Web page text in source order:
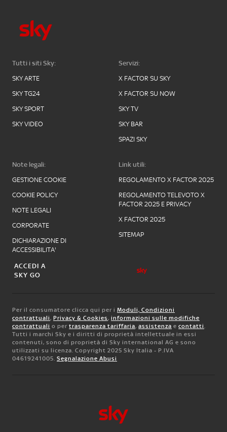
Tutti i siti Sky:
SKY ARTE
SKY TG24
SKY SPORT
SKY VIDEO
Servizi:
X FACTOR SU SKY
X FACTOR SU NOW
SKY TV
SKY BAR
SPAZI SKY
Note legali:
GESTIONE COOKIE
COOKIE POLICY
NOTE LEGALI
CORPORATE
DICHIARAZIONE DI
ACCESSIBILITA'
Link utili:
REGOLAMENTO X FACTOR 2025
REGOLAMENTO TELEVOTO X
FACTOR 2025 E PRIVACY
X FACTOR 2025
SITEMAP
ACCEDI A
SKY GO
Per il consumatore clicca qui per i Moduli, Condizioni
contrattuali, Privacy & Cookies, informazioni sulle modifiche
contrattuali o per trasparenza tariffaria, assistenza e contatti.
Tutti i marchi Sky e i diritti di proprietà intellettuale in essi
contenuti, sono di proprietà di Sky international AG e sono
utilizzati su licenza. Copyright 2025 Sky Italia - P.IVA
04619241005. Segnalazione Abusi